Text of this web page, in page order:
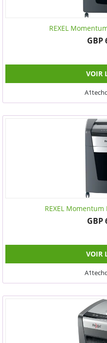
REXEL
GBP
VOIR
REXEL Momentum
GBP
VOIR